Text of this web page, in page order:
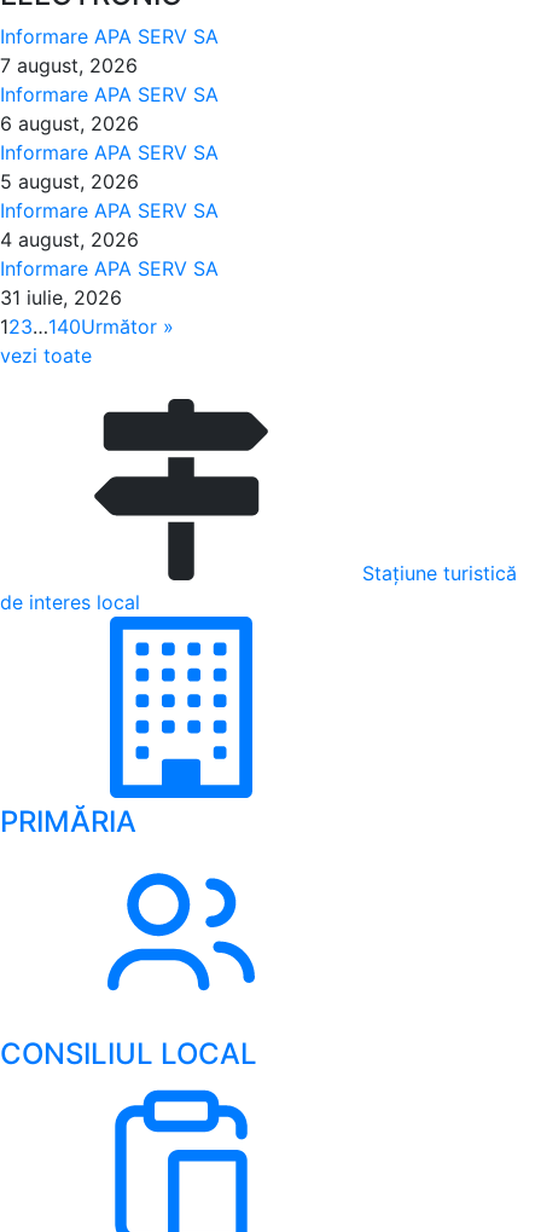
Informare APA SERV SA
7 august, 2026
Informare APA SERV SA
6 august, 2026
Informare APA SERV SA
5 august, 2026
Informare APA SERV SA
4 august, 2026
Informare APA SERV SA
31 iulie, 2026
123…140Următor »
vezi toate
Stațiune turistică
de interes local
PRIMĂRIA
CONSILIUL LOCAL